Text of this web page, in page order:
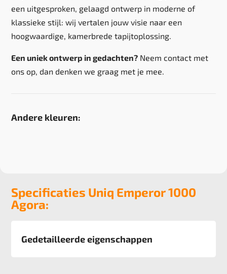
een uitgesproken, gelaagd ontwerp in moderne of
klassieke stijl: wij vertalen jouw visie naar een
hoogwaardige, kamerbrede tapijtoplossing.
Een uniek ontwerp in gedachten? Neem contact met
ons op, dan denken we graag met je mee.
Andere kleuren:
Specificaties Uniq Emperor 1000
Agora:
Gedetailleerde eigenschappen